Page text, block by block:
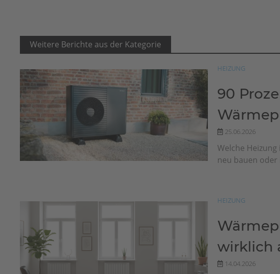
Weitere Berichte aus der Kategorie
HEIZUNG
90
25.06.2026
Welche
neu bauen oder
HEIZUNG
wirklich
14.04.2026